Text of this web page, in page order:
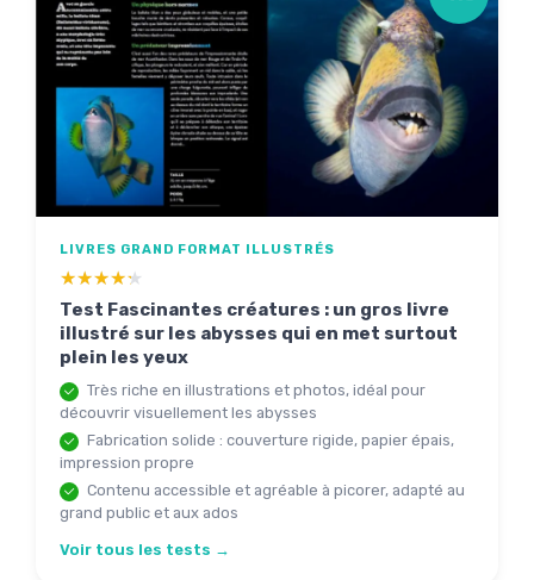
LIVRES GRAND FORMAT ILLUSTRÉS
★★★★★
★★★★★
Test Fascinantes créatures : un gros livre
illustré sur les abysses qui en met surtout
plein les yeux
Très riche en illustrations et photos, idéal pour
découvrir visuellement les abysses
Fabrication solide : couverture rigide, papier épais,
impression propre
Contenu accessible et agréable à picorer, adapté au
grand public et aux ados
Voir tous les tests →